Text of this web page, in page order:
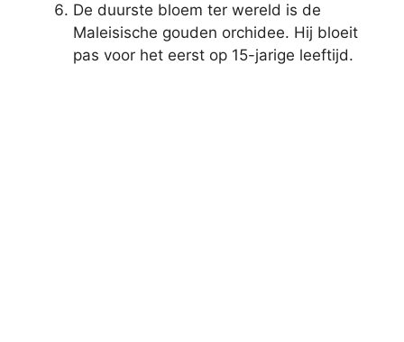
De duurste bloem ter wereld is de
Maleisische gouden orchidee. Hij bloeit
pas voor het eerst op 15-jarige leeftijd.